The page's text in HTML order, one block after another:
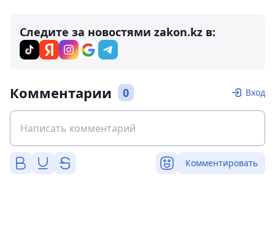
Следите за новостями zakon.kz в:
Комментарии 0 Вход
Комментировать